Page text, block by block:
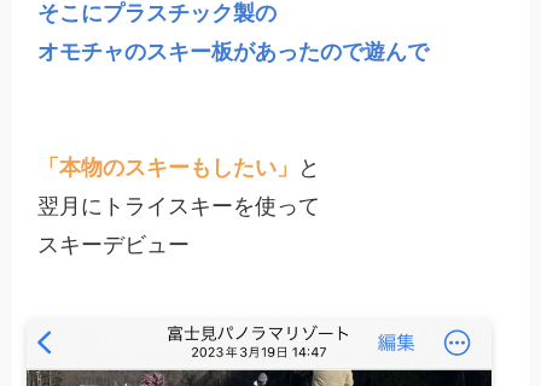
そこにプラスチック製の
オモチャのスキー板があったので遊んで
「本物のスキーもしたい」
と
翌月にトライスキーを使って
スキーデビュー